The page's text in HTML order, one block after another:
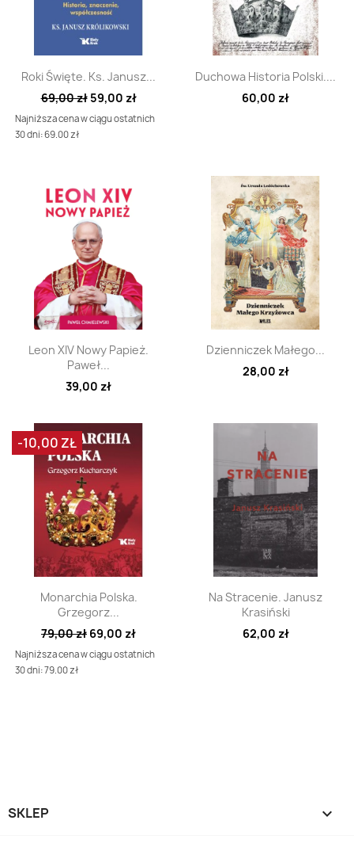
Szybki podgląd
Roki Święte. Ks. Janusz...
69,00 zł 59,00 zł
Najniższa cena w ciągu ostatnich
30 dni: 69.00 zł
Szybki podgląd
Duchowa Historia Polski....
60,00 zł
Szybki podgląd
Leon XIV Nowy Papież.
Paweł...
39,00 zł
Szybki podgląd
Dzienniczek Małego...
28,00 zł
Szybki podgląd
Monarchia Polska.
Grzegorz...
79,00 zł 69,00 zł
Najniższa cena w ciągu ostatnich
30 dni: 79.00 zł
-10,00 ZŁ
Szybki podgląd
Na Stracenie. Janusz
Krasiński
62,00 zł
SKLEP 